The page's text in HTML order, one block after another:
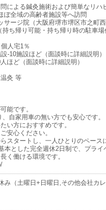
による鍼灸施術および簡単なリ
ぼ全域の高齢者施設等へ訪問
サージ院（大阪府堺市堺区市之
ち帰り可能・持ち帰り時の駐車場
人宅1％
-10施設ほど（面談時に詳細説明）
ほど（面談時に詳細説明）
灸 等
能です。
自家用車の無い方でも安心です。
い方におすすめです。
安心ください。
スタートし、一人ひとりのペース
本とした完全週休2日制で、プラ
く働ける環境です。
み（土曜日+日曜日,その他会社カ